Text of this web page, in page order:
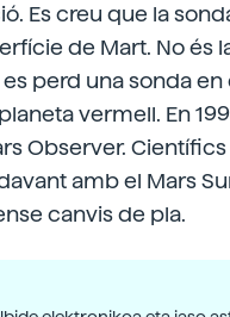
Es creu que la
de Mart. No és
perd una sonda
vermell. En
Observer. Científics
amb el Mars
canvis de pla.